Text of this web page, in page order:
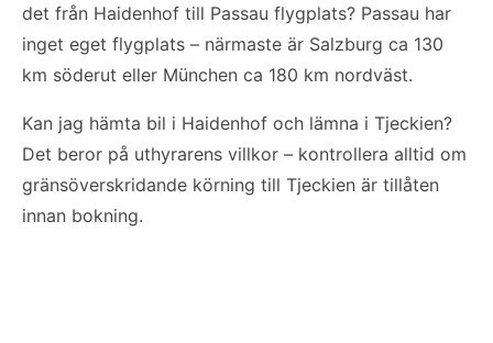
det från Haidenhof till Passau flygplats? Passau har
inget eget flygplats – närmaste är Salzburg ca 130
km söderut eller München ca 180 km nordväst.
Kan jag hämta bil i Haidenhof och lämna i Tjeckien?
Det beror på uthyrarens villkor – kontrollera alltid om
gränsöverskridande körning till Tjeckien är tillåten
innan bokning.